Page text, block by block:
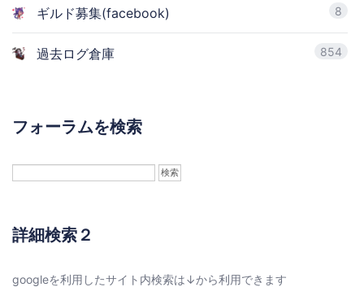
ギルド募集(facebook) 8
過去ログ倉庫 854
フォーラムを検索
詳細検索２
googleを利用したサイト内検索は↓から利用できます